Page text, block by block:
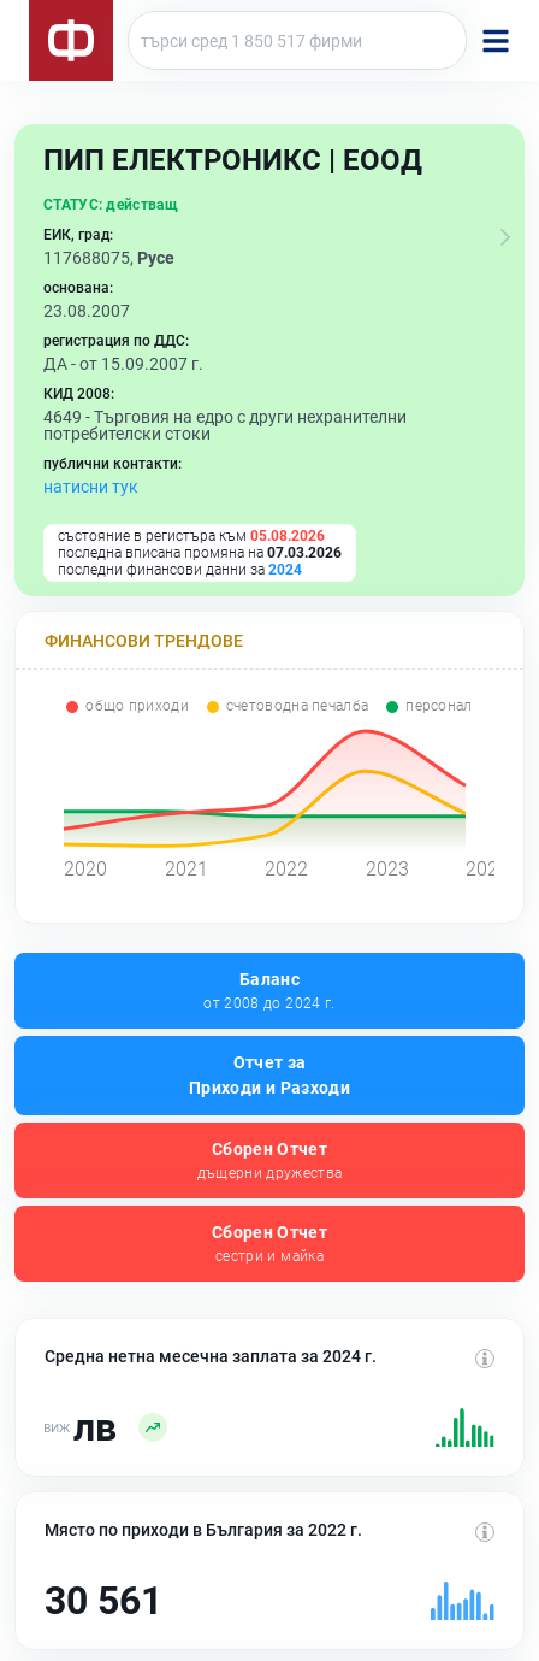
ПИП ЕЛЕКТРОНИКС | ЕООД
СТАТУС: действащ
ЕИК, град:
117688075, Русе
основана:
23.08.2007
регистрация по ДДС:
ДА - от 15.09.2007 г.
КИД 2008:
4649 -Търговия на едро с други нехранителни
потребителски стоки
публични контакти:
натисни тук
състояние в регистъра към 05.08.2026
последна вписана промяна на 07.03.2026
последни финансови данни за 2024
ФИНАНСОВИ ТРЕНДОВЕ
общо приходи счетоводна печалба персонал
2020 2021 2022 2023 2024
Баланс
от 2008 до 2024 г.
Отчет за
Приходи и Разходи
Сборен Отчет
дъщерни дружества
Сборен Отчет
сестри и майка
Средна нетна месечна заплата за 2024 г.
лв
Място по приходи в България за 2022 г.
30 561